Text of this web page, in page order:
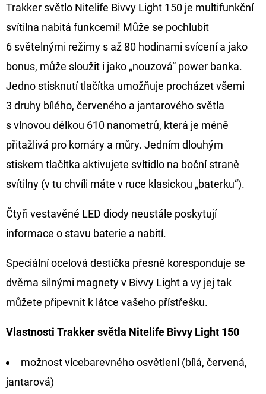
Trakker světlo Nitelife Bivvy Light 150 je multifunkční
svítilna nabitá funkcemi! Může se pochlubit
6 světelnými režimy s až 80 hodinami svícení a jako
bonus, může sloužit i jako „nouzová“ power banka.
Jedno stisknutí tlačítka umožňuje procházet všemi
3 druhy bílého, červeného a jantarového světla
s vlnovou délkou 610 nanometrů, která je méně
přitažlivá pro komáry a můry. Jedním dlouhým
stiskem tlačítka aktivujete svítidlo na boční straně
svítilny (v tu chvíli máte v ruce klasickou „baterku“).
Čtyři vestavěné LED diody neustále poskytují
informace o stavu baterie a nabití.
Speciální ocelová destička přesně koresponduje se
dvěma silnými magnety v Bivvy Light a vy jej tak
můžete připevnit k látce vašeho přístřešku.
Vlastnosti Trakker světla Nitelife Bivvy Light 150
možnost vícebarevného osvětlení (bílá, červená,
jantarová)
D
O
P
O
R
U
Č
U
J
E
M
E
ZÁTĚŽ
S
OTVOREM
Kč
40
Kč